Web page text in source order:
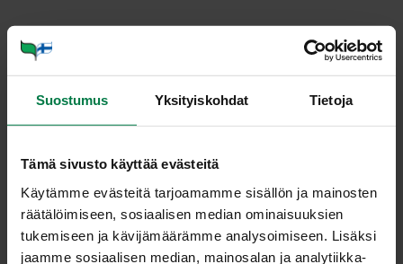
Suostumus Yksityiskohdat Tietoja
Tämä sivusto käyttää evästeitä
Käytämme evästeitä tarjoamamme sisällön ja mainosten
räätälöimiseen, sosiaalisen median ominaisuuksien
tukemiseen ja kävijämäärämme analysoimiseen. Lisäksi
jaamme sosiaalisen median, mainosalan ja analytiikka-
Suomalaiseen ruokaan liittyy monia vahvuuksia. Niiden
merkitys on kirkastunut myös kuluttajille. Samalla kun
ravitsemuksellisten asioiden tulee olla kunnossa,
valinnoillaan vaikuttava kuluttaja arvostaa myös ruoan
ole enää pelkkää kehontäytettä, vaan sillä vahvistetaan
omaa identiteettiä, arvomaailmaa sekä kehon ja mielen
hyvinvointia. Suomessa tuotetut kasvikset vastaavat
erinomaisesti näihin tarpeisiin.